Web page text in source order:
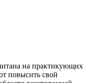
на практикующих
повысить свой